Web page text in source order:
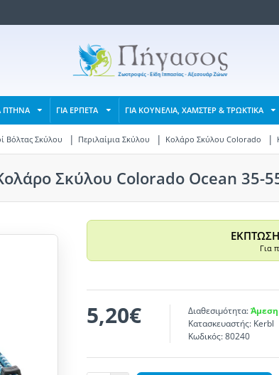
ΠΤΗΝΑ ΓΙΑ ΕΡΠΕΤΑ ΓΙΑ ΚΟΥΝΕΛΙΑ, ΧΑΜΣΤΕΡ & ΤΡΩΚΤΙΚΑ
Βόλτας Σκύλου Περιλαίμια Σκύλου Κολάρο Σκύλου Colorado
Σκύλου Colorado Ocean 35-
Για
5,20€ Διαθεσιμότητα:
Κατασκευαστής: Kerbl
Κωδικός: 80240